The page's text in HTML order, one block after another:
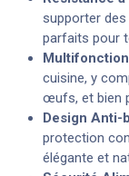
supporter des
parfaits pour
cuisine, y
œufs, et bien
Design Anti-
protection
élégante et